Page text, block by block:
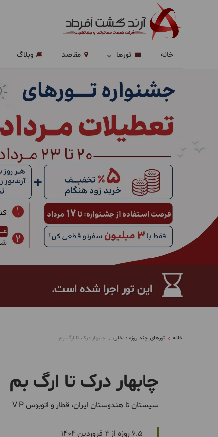
خانه تورها مقاصد وبلاگ
این تور اجرا شده است.
خانه تورهای چند روزه داخلی چابهار درک تا ارگ بم
چابهار درک تا ارگ بم
سیستان تا هندوستان ایران، قطار و اتوبوس VIP
6.5 روزه از 4 فروردین 1404